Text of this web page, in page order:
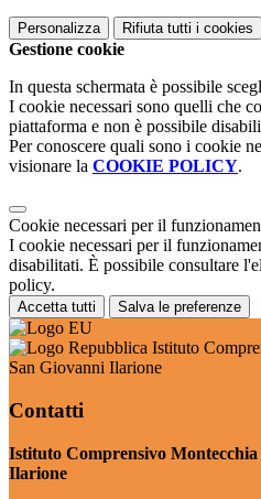
Personalizza Rifiuta tutti i cookies
Gestione cookie
In questa schermata è possibile
I cookie necessari sono quelli che
piattaforma e non è possibile
Per conoscere quali sono i cookie
visionare la COOKIE POLICY.
Cookie necessari per il
I cookie necessari per il
disabilitati. È possibile consultare
policy.
Accetta tutti Salva le preferenze
Istituto
San Giovanni Ilarione
Contatti
Istituto Comprensivo
Ilarione